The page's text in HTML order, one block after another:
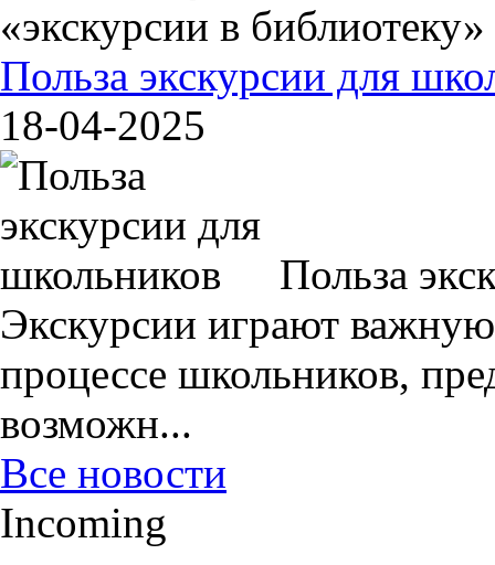
«экскурсии в
Польза экскурсии для
18-04-2025
Польза
Экскурсии играют
процессе школьников,
возможн...
Все новости
Incoming